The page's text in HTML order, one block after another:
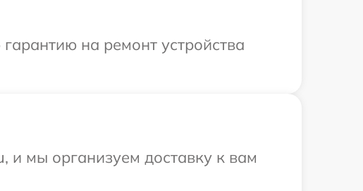
на ремонт устройства
и мы организуем доставку к вам